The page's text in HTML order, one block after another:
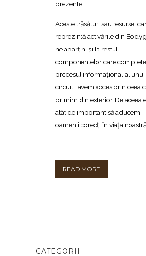
prezente.
Aceste trăsături sau resurse,
reprezintă activările din
ne aparţin, şi la restul
componentelor care
procesul informaţional al unui
circuit, avem acces prin ceea
primim din exterior. De aceea
atât de important să aducem
oamenii corecţi în viaţa
READ MORE
CATEGORII